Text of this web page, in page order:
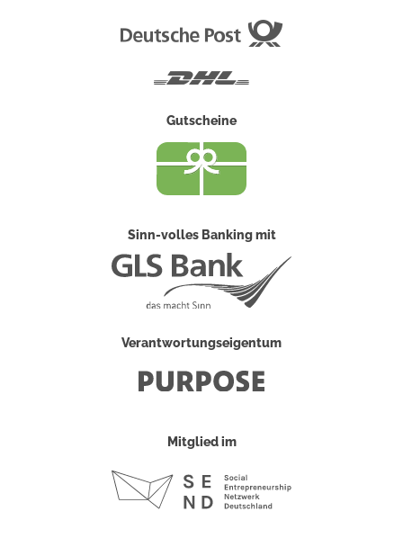
Gutscheine
Sinn-volles Banking mit
Verantwortungseigentum
Mitglied im